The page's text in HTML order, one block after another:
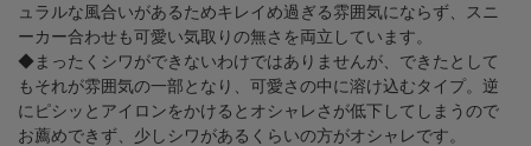
ュラルな風合いがあるためキレイめ過ぎる雰囲気にならず、スニ
ーカー合わせも可愛い気取りの無さを両立しています。
◆まったくシワができないわけではありませんが、できたとして
もそれが雰囲気の一部となり、可愛さの中に溶け込むタイプ。逆
にピシッとアイロンをかけるとオシャレさが低下してしまうので
お薦めできず、少しシワがあるくらいの方がオシャレです。